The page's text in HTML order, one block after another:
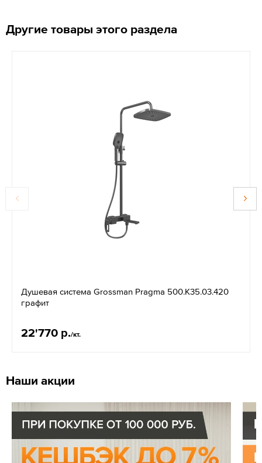
Другие товары этого раздела
Душевая система Grossman Pragma 500.K35.03.420
графит
22'770 р./кт.
Наши акции